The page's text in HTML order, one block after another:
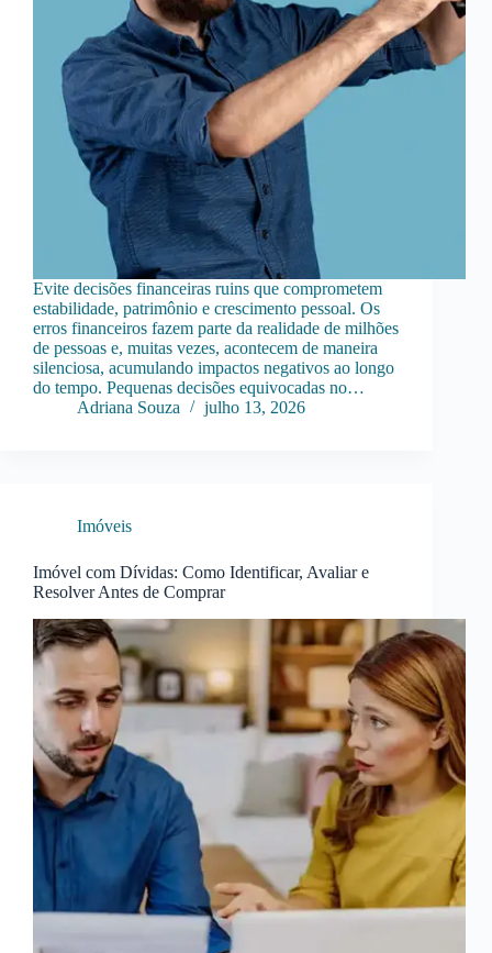
Evite decisões financeiras ruins que comprometem
estabilidade, patrimônio e crescimento pessoal. Os
erros financeiros fazem parte da realidade de milhões
de pessoas e, muitas vezes, acontecem de maneira
silenciosa, acumulando impactos negativos ao longo
do tempo. Pequenas decisões equivocadas no…
Adriana Souza
julho 13, 2026
Imóveis
Imóvel com Dívidas: Como Identificar, Avaliar e
Resolver Antes de Comprar